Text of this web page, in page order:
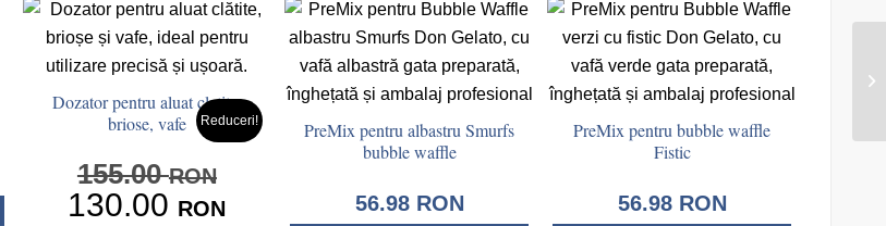
Dozator pentru aluat clatite,
briose, vafe
155.00RON
Prețul
130.00 RONPrețul
Reduceri!
PreMix pentru albastru Smurfs
bubble waffle
56.98 RON
PreMix pentru bubble waffle
Fistic
56.98 RON